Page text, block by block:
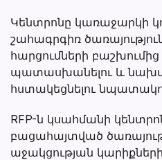
Կենտրոնը կառաջարկի
շահագրգիռ
հարցումների
պատասխանելու և
հստակեցնելու
RFP-ն կսահմանի
բացահայտված
աջակցության